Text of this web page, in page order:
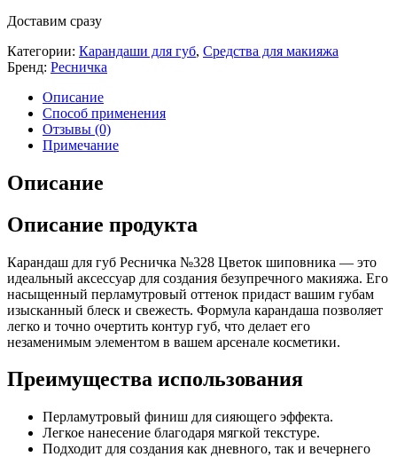
Доставим сразу
Категории: Карандаши для губ, Средства для макияжа
Бренд: Ресничка
Описание
Способ применения
Отзывы (0)
Примечание
Описание
Описание продукта
Карандаш для губ Ресничка №328 Цветок шиповника — это
идеальный аксессуар для создания безупречного макияжа. Его
насыщенный перламутровый оттенок придаст вашим губам
изысканный блеск и свежесть. Формула карандаша позволяет
легко и точно очертить контур губ, что делает его
незаменимым элементом в вашем арсенале косметики.
Преимущества использования
Перламутровый финиш для сияющего эффекта.
Легкое нанесение благодаря мягкой текстуре.
Подходит для создания как дневного, так и вечернего